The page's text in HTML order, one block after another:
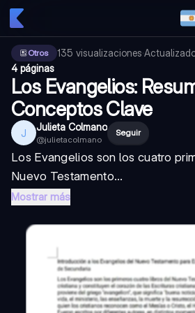
Otros 135 visualizaciones·
4 páginas
Los Evangelios:
Conceptos Clave
J Julieta Colmano
@julietacolmano
Seguir
Los Evangelios son los cuatro
Nuevo Testamento...
Mostrar más